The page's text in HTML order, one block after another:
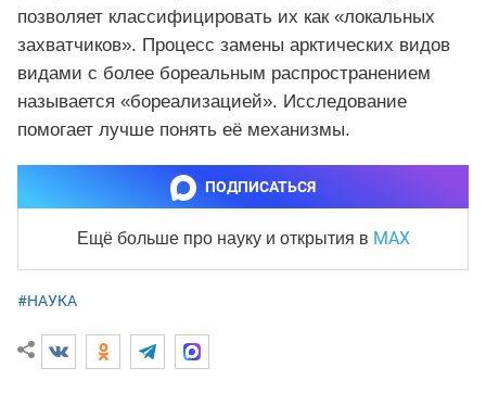
позволяет классифицировать их как «локальных
захватчиков». Процесс замены арктических видов
видами с более бореальным распространением
называется «бореализацией». Исследование
помогает лучше понять её механизмы.
ПОДПИСАТЬСЯ
Ещё больше про науку и открытия в MAX
#НАУКА